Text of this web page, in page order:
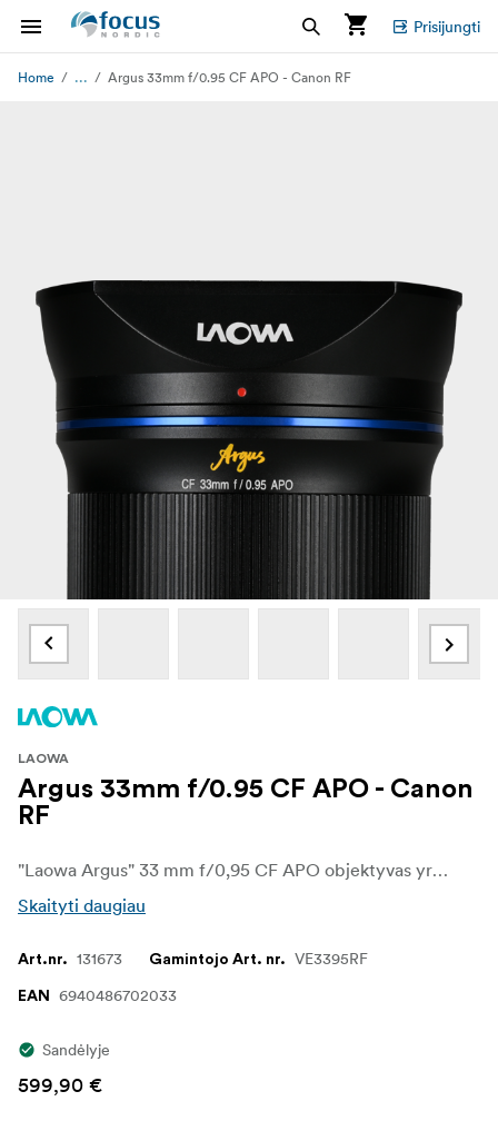
Prisijungti
Home ... Argus 33mm f/0.95 CF APO - Canon RF
LAOWA
Argus 33mm f/0.95 CF APO - Canon
RF
"Laowa Argus" 33 mm f/0,95 CF APO objektyvas yra išskirtinis, itin greitas pagrindinis objektyvas, sukurtas specialiai APS-C veidrodiniams fotoaparatams, skirtas fotografams ir vaizdo operatoriams, kuriems reikia puikių charakteristikų esant silpnam apšvietimui, išskirtinio bokeh efekto ir puikios optinės kokybės. Dėl universalaus 33 mm židinio nuotolio (apytiksliai 50 mm viso kadro atitikmuo) šis objektyvas idealiai tinka portretams, gatvės fotografijai, vaizdo įrašų kūrimui ir meniškiems vaizdams esant silpnam apšvietimui.
Skaityti daugiau
Art.nr. 131673 Gamintojo Art. nr. VE3395RF
EAN 6940486702033
Sandėlyje
599,90 €